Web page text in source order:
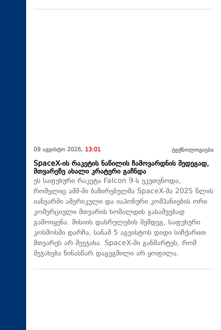
09 აგვისტო 2026, 13:01 ტექნოლოგიები
SpaceX-ის რაკეტის ნაწილის ჩამოვარდნის შედეგად,
მთვარეზე ახალი კრატერი გაჩნდა
ეს საფეხური რაკეტა Falcon 9-ს ეკუთვნოდა,
რომელიც აშშ-ში ბაზირებულმა SpaceX-მა 2025 წლის
იანვარში ამერიკული და იაპონური კომპანიების ორი
კომერციული მთვარის ხომალდის გასაშვებად
გამოიყენა. მისიის დასრულების შემდეგ, საფეხური
კოსმოსში დარჩა, სანამ 5 აგვისტოს დიდი სიჩქარით
მთვარეს არ შეეჯახა.​ SpaceX-ში განმარტეს, რომ
შეჯახება წინასწარ დაგეგმილი არ ყოფილა.